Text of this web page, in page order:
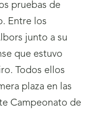
pruebas de
Entre los
junto a su
que estuvo
Todos ellos
plaza en las
Campeonato de